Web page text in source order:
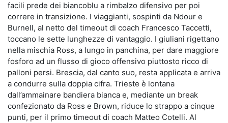
facili prede dei biancoblu a rimbalzo difensivo per poi
correre in transizione. I viaggianti, sospinti da Ndour e
Burnell, al netto del timeout di coach Francesco Taccetti,
toccano le sette lunghezze di vantaggio. I giuliani rigettano
nella mischia Ross, a lungo in panchina, per dare maggiore
fosforo ad un flusso di gioco offensivo piuttosto ricco di
palloni persi. Brescia, dal canto suo, resta applicata e arriva
a condurre sulla doppia cifra. Trieste è lontana
dall’ammainare bandiera bianca e, mediante un break
confezionato da Ross e Brown, riduce lo strappo a cinque
punti, per il primo timeout di coach Matteo Cotelli. Al